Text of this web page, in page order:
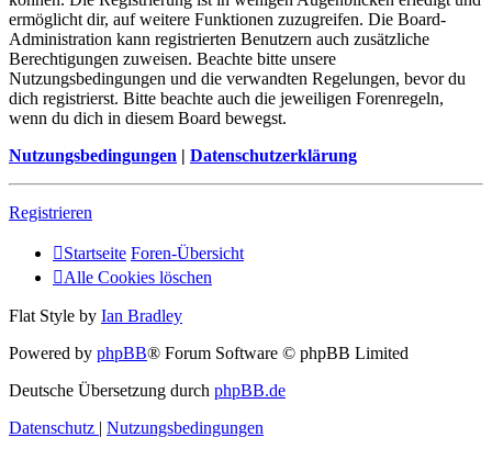
ermöglicht dir, auf weitere Funktionen zuzugreifen. Die Board-
Administration kann registrierten Benutzern auch zusätzliche
Berechtigungen zuweisen. Beachte bitte unsere
Nutzungsbedingungen und die verwandten Regelungen, bevor du
dich registrierst. Bitte beachte auch die jeweiligen Forenregeln,
wenn du dich in diesem Board bewegst.
Nutzungsbedingungen | Datenschutzerklärung
Registrieren
Startseite Foren-Übersicht
Alle Cookies löschen
Flat Style by Ian Bradley
Powered by phpBB® Forum Software © phpBB Limited
Deutsche Übersetzung durch phpBB.de
Datenschutz | Nutzungsbedingungen